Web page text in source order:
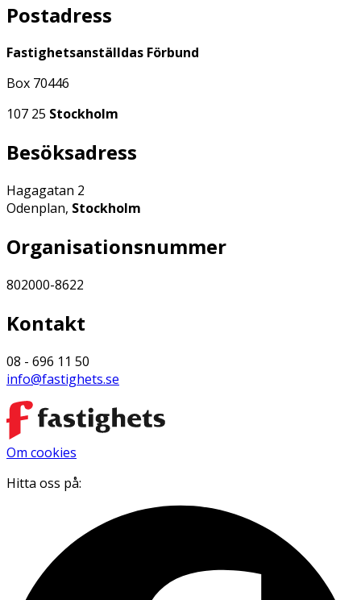
Postadress
Fastighetsanställdas Förbund
Box 70446
107 25 Stockholm
Besöksadress
Hagagatan 2
Odenplan, Stockholm
Organisationsnummer
802000-8622
Kontakt
08 - 696 11 50
info@fastighets.se
Om cookies
Hitta oss på: